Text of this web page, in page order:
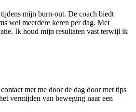
mijn burn-out. De coach biedt
wel meerdere keren per dag. Met
Ik houd mijn resultaten vast terwijl ik
met me door de dag door met tips
vermijden van beweging naar een